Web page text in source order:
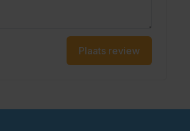
Plaats review